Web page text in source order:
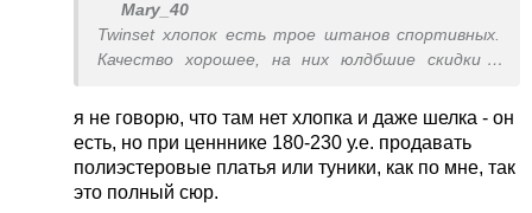
нервно курит в углу. Тонкий коттон, лен,
штаны баллоны, шикарные костюмы льняные,
сумки плетеные, шикарные платья.
подтянулся бы еще и СА.
Mary_40
Twinset хлопок есть трое штанов спортивных.
Качество хорошее, на них юлдбшие скидки в
я не говорю, что там нет хлопка и даже шелка - он
есть, но при ценннике 180-230 у.е. продавать
полиэстеровые платья или туники, как по мне, так
это полный сюр.